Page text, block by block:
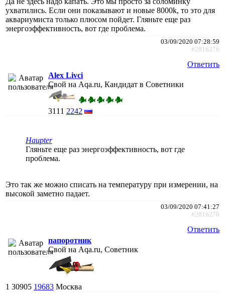
ухватились. Если они показывают и новые 8000k, то это для
аквариумиста только плюсом пойдет. Гляньте еще раз
энергоэффективность, вот где проблема.
03/09/2020 07:28:59
#2816276
Ответить
Alex Livci
Свой на Aqa.ru, Кандидат в Советники
3111 2242
Haupter
Гляньте еще раз энергоэффективность, вот где
проблема.
Это так же можно списать на температуру при измерении, на
высокой заметно падает.
03/09/2020 07:41:27
#2816278
Ответить
папоротник
Свой на Aqa.ru, Советник
1 30905 19683 Москва